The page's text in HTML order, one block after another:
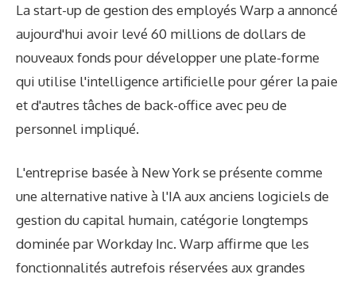
La start-up de gestion des employés Warp a annoncé
aujourd'hui avoir levé 60 millions de dollars de
nouveaux fonds pour développer une plate-forme
qui utilise l'intelligence artificielle pour gérer la paie
et d'autres tâches de back-office avec peu de
personnel impliqué.
L'entreprise basée à New York se présente comme
une alternative native à l'IA aux anciens logiciels de
gestion du capital humain, catégorie longtemps
dominée par Workday Inc. Warp affirme que les
fonctionnalités autrefois réservées aux grandes